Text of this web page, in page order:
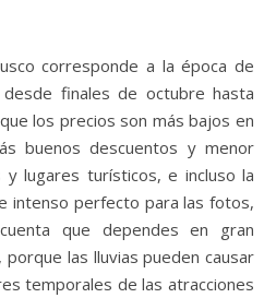
corresponde a la época de
finales de octubre hasta
los precios son más bajos en
buenos descuentos y menor
y lugares turísticos, e incluso la
intenso perfecto para las fotos,
que dependes en gran
las lluvias pueden causar
temporales de las atracciones